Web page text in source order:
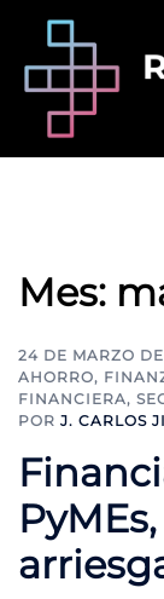
contenido
Mes:
24 DE MARZO
AHORRO,
FINANCIERA,
POR J. CARLOS